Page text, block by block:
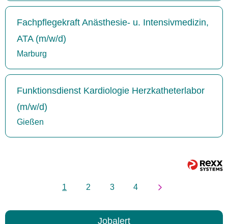
Fachpflegekraft Anästhesie- u. Intensivmedizin,
ATA (m/w/d)
Marburg
Funktionsdienst Kardiologie Herzkatheterlabor
(m/w/d)
Gießen
1 2 3 4
Jobalert